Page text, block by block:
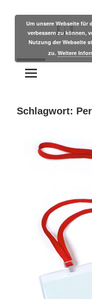
Inhalt
springen
Tipps
und
Branchennews
Schlagwort:
Um unsere Webseite
verbessern zu können,
Nutzung der Webseite
zu.Weitere